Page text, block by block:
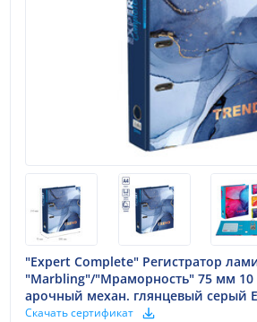
"Expert Complete" Регистратор
"Marbling"/"Мраморность" 75 мм 10
арочный механ. глянцевый серый
Скачать сертификат